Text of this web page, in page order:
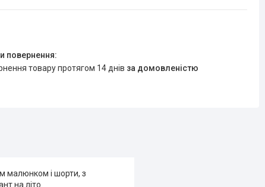
товару протягом 14 днів за домовленістю
малюнком і шорти, з
на літо.